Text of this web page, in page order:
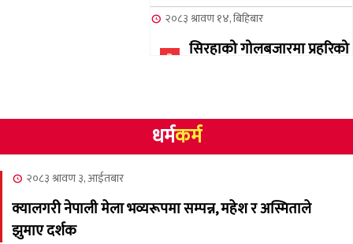
२०८३ श्रावण १४, बिहिबार
३
सिरहाको गोलबजारमा प्रहरिको
४
NCSC को अध्यक्षमा घनेन्द्र
न्यौपाने बिजयी
नेप्लिज सोसाइटि अफ
धर्मकर्म
२०८३ श्रावण ३, आईतबार
क्यालगरी नेपाली मेला भव्यरूपमा सम्पन्न, महेश र अस्मिताले
झुमाए दर्शक